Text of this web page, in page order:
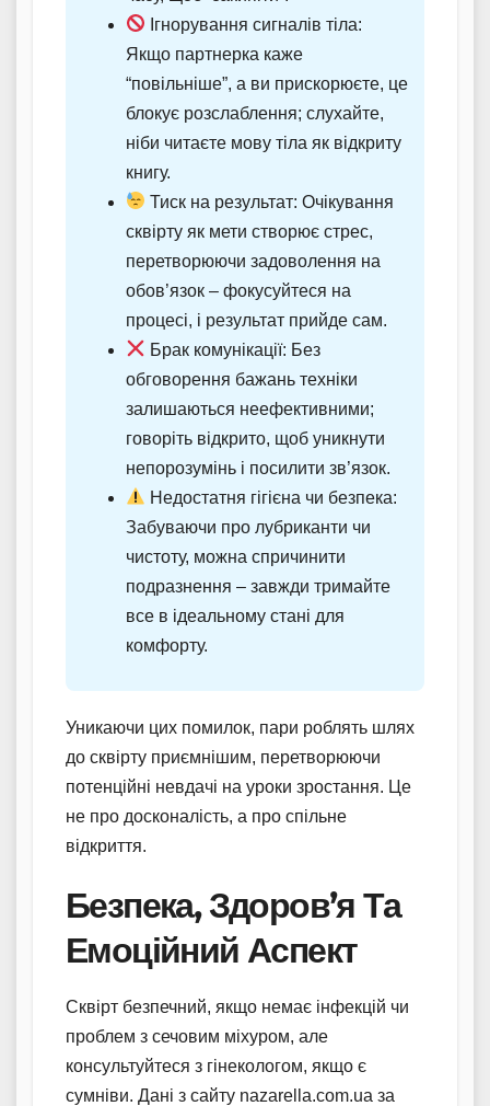
Ігнорування сигналів тіла:
Якщо партнерка каже
“повільніше”, а ви прискорюєте, це
блокує розслаблення; слухайте,
ніби читаєте мову тіла як відкриту
книгу.
Тиск на результат: Очікування
сквірту як мети створює стрес,
перетворюючи задоволення на
обов’язок – фокусуйтеся на
процесі, і результат прийде сам.
Брак комунікації: Без
обговорення бажань техніки
залишаються неефективними;
говоріть відкрито, щоб уникнути
непорозумінь і посилити зв’язок.
Недостатня гігієна чи безпека:
Забуваючи про лубриканти чи
чистоту, можна спричинити
подразнення – завжди тримайте
все в ідеальному стані для
комфорту.
Уникаючи цих помилок, пари роблять шлях
до сквірту приємнішим, перетворюючи
потенційні невдачі на уроки зростання. Це
не про досконалість, а про спільне
відкриття.
Безпека, Здоров’я Та
Емоційний Аспект
Сквірт безпечний, якщо немає інфекцій чи
проблем з сечовим міхуром, але
консультуйтеся з гінекологом, якщо є
сумніви. Дані з сайту nazarella.com.ua за